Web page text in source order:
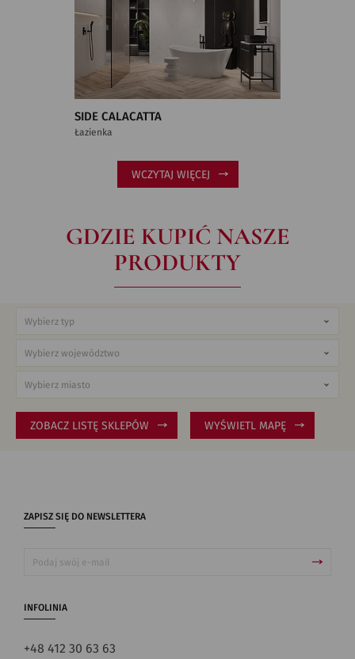
SIDE CALACATTA
Łazienka
WCZYTAJ WIĘCEJ
GDZIE KUPIĆ NASZE
PRODUKTY
ZOBACZ LISTĘ SKLEPÓW WYŚWIETL MAPĘ
ZAPISZ SIĘ DO NEWSLETTERA
INFOLINIA
+48 412 30 63 63